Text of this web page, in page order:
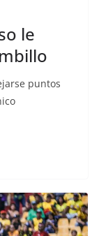
le
puntos